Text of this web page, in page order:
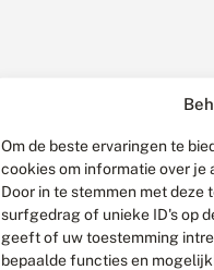
Om de beste ervaringen te
cookies om informatie over je
Door in te stemmen met
surfgedrag of unieke ID's op
geeft of uw toestemming
bepaalde functies en